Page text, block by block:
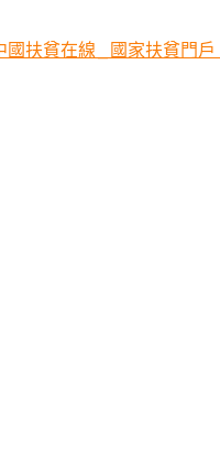
國扶貧在線_國家扶貧門戶